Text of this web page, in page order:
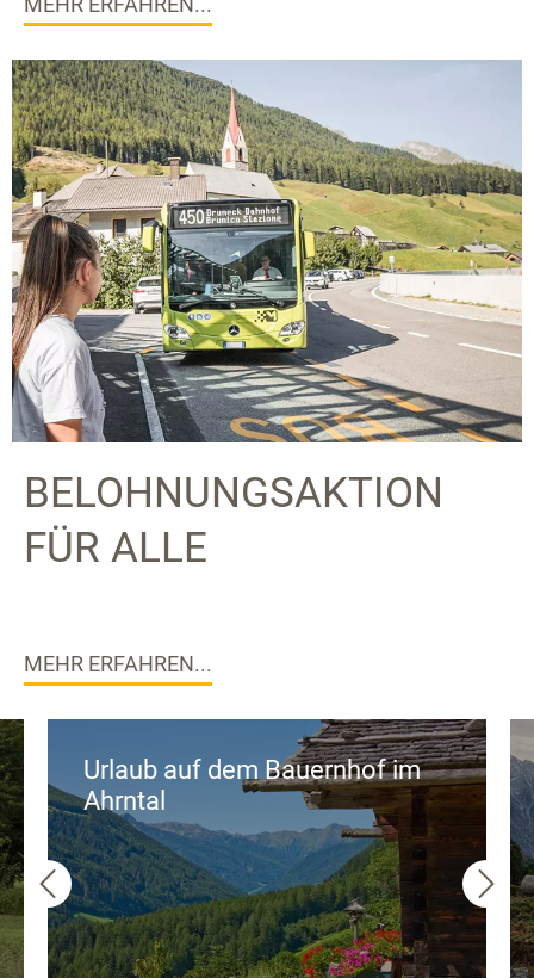
BELOHNUNGSAKTION
FÜR ALLE
MEHR ERFAHREN...
Urlaub auf dem Bauernhof im
Ahrntal